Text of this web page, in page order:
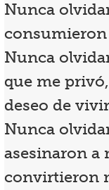
Nunca
consumieron
Nunca
que me
deseo de
Nunca
asesinaron a
convirtieron